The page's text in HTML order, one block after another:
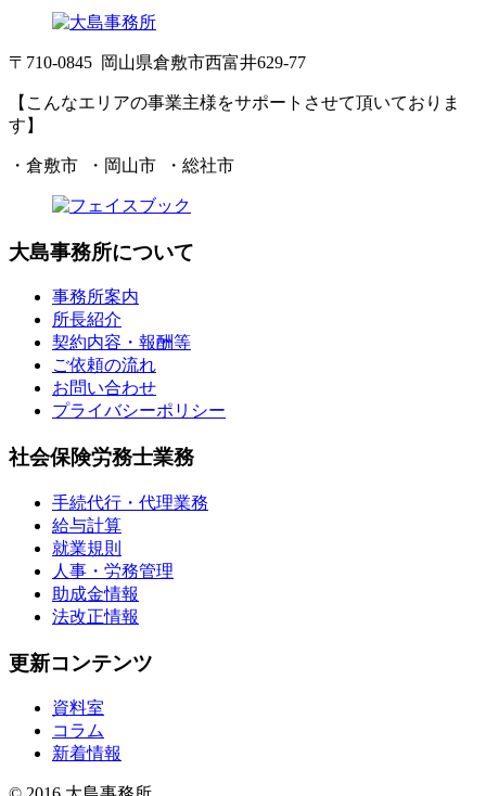
〒710-0845 岡山県倉敷市西富井629-77
【こんなエリアの事業主様をサポートさせて頂いておりま
す】
・倉敷市 ・岡山市 ・総社市
大島事務所について
事務所案内
所長紹介
契約内容・報酬等
ご依頼の流れ
お問い合わせ
プライバシーポリシー
社会保険労務士業務
手続代行・代理業務
給与計算
就業規則
人事・労務管理
助成金情報
法改正情報
更新コンテンツ
資料室
コラム
新着情報